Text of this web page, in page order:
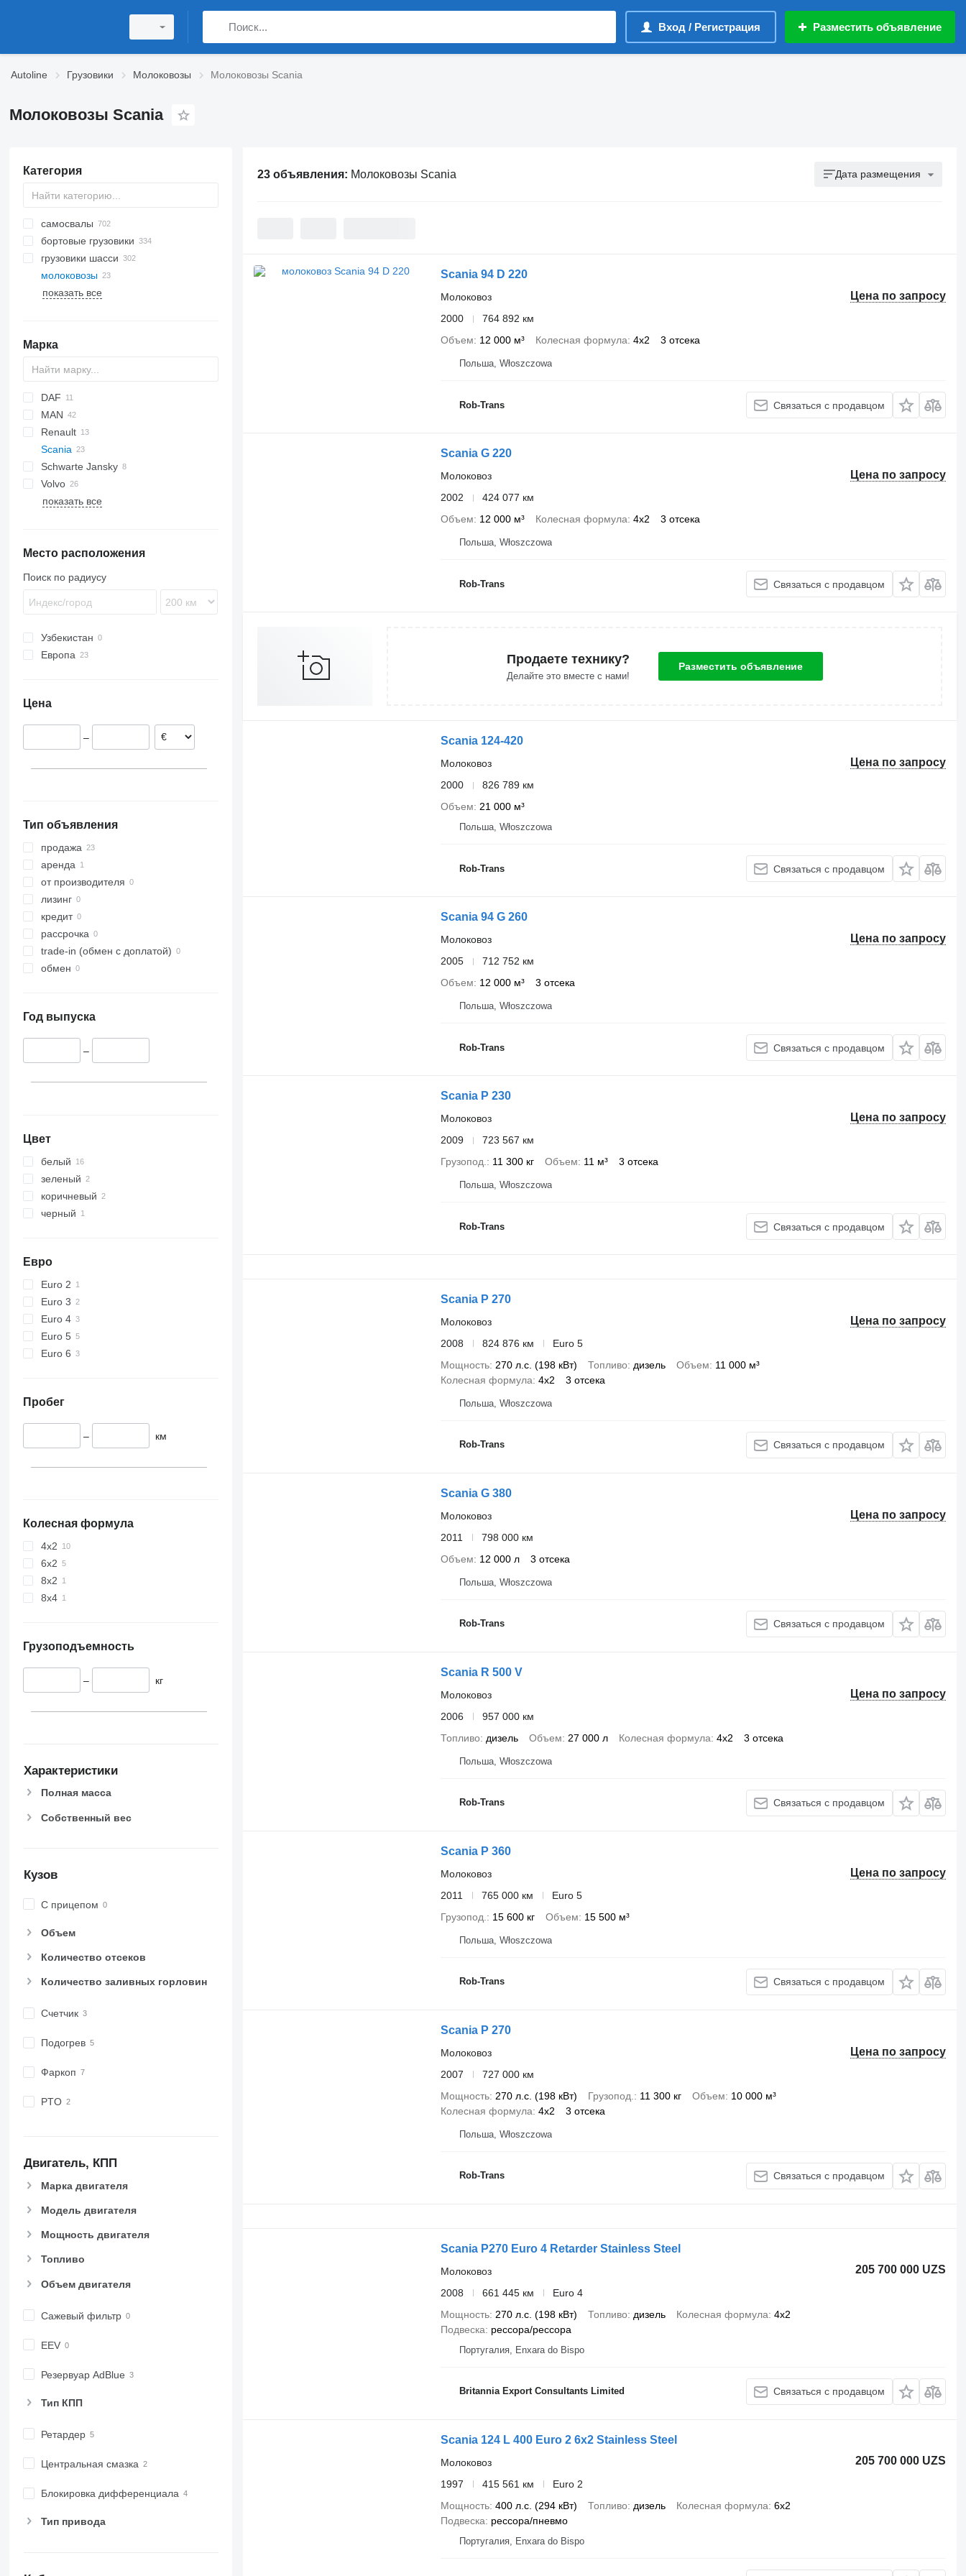
Вход / Регистрация Разместить объявление
Autoline Грузовики Молоковозы Молоковозы Scania
Молоковозы Scania
Категория
самосвалы
бортовые грузовики
грузовики шасси
молоковозы
показать все
Марка
DAF
CF
LF
XF
Eurotrakker
Stralis
Trakker
NQR
N-Series
MAN
TGA
TGS
Actros
Atego
Renault
Kerax
Midliner
Midlum
Premium
Scania
P-series
P230
P270
P420
R-series
R124
R500
Schwarte Jansky
Volvo
FE
FM
433362
показать все
Место расположения
Поиск по радиусу
Узбекистан
Европа
Португалия
Литва
Цена
–
Тип объявления
продажа
аренда
от производителя
лизинг
кредит
рассрочка
trade-in (обмен с доплатой)
обмен
Год выпуска
–
Цвет
белый
зеленый
коричневый
черный
Евро
Euro 2
Euro 3
Euro 4
Euro 5
Euro 6
Пробег
– км
Колесная формула
4x2
6x2
8x2
8x4
Грузоподъемность
– кг
Характеристики
Полная масса
Собственный вес
Кузов
С прицепом
Объем
Количество отсеков
Количество заливных горловин
Счетчик
Подогрев
Фаркоп
PTO
Двигатель, КПП
Марка двигателя
Модель двигателя
Мощность двигателя
Топливо
Объем двигателя
Сажевый фильтр
EEV
Резервуар AdBlue
Тип КПП
Ретардер
Центральная смазка
Блокировка дифференциала
Тип привода
23 объявления: Молоковозы Scania Дата размещения
Scania 94 D 220
Цена по запросу
Молоковоз
2000
764 892 км
Объем
12 000 м³ Колесная формула 4x2 3 отсека
Польша, Włoszczowa
Rob-Trans Связаться с продавцом
Scania G 220
Цена по запросу
Молоковоз
2002
424 077 км
Объем
12 000 м³ Колесная формула 4x2 3 отсека
Польша, Włoszczowa
Rob-Trans Связаться с продавцом
Продаете технику?
Делайте это вместе с нами!
Разместить объявление
Scania 124-420
Цена по запросу
Молоковоз
2000
826 789 км
Объем
21 000 м³
Польша, Włoszczowa
Rob-Trans Связаться с продавцом
Scania 94 G 260
Цена по запросу
Молоковоз
2005
712 752 км
Объем
12 000 м³ 3 отсека
Польша, Włoszczowa
Rob-Trans Связаться с продавцом
Scania P 230
Цена по запросу
Молоковоз
2009
723 567 км
Грузопод.
11 300 кг Объем 11 м³ 3 отсека
Польша, Włoszczowa
Rob-Trans Связаться с продавцом
Scania P 270
Цена по запросу
Молоковоз
2008
824 876 км
Euro 5
Мощность 270 л.с. (198 кВт) Топливо дизель Объем
11 000 м³
Колесная формула 4x2 3 отсека
Польша, Włoszczowa
Rob-Trans Связаться с продавцом
Scania G 380
Цена по запросу
Молоковоз
2011
798 000 км
Объем
12 000 л 3 отсека
Польша, Włoszczowa
Rob-Trans Связаться с продавцом
Scania R 500 V
Цена по запросу
Молоковоз
2006
957 000 км
Топливо
дизель Объем 27 000 л Колесная формула 4x2 3 отсека
Польша, Włoszczowa
Rob-Trans Связаться с продавцом
Scania P 360
Цена по запросу
Молоковоз
2011
765 000 км
Euro 5
Грузопод.
15 600 кг Объем 15 500 м³
Польша, Włoszczowa
Rob-Trans Связаться с продавцом
Scania P 270
Цена по запросу
Молоковоз
2007
727 000 км
Мощность 270 л.с. (198 кВт) Грузопод. 11 300 кг Объем
10 000 м³
Колесная формула 4x2 3 отсека
Польша, Włoszczowa
Rob-Trans Связаться с продавцом
Scania P270 Euro 4 Retarder Stainless Steel
205 700 000 UZS
Молоковоз
2008
661 445 км
Euro 4
Мощность 270 л.с. (198 кВт) Топливо дизель Колесная формула 4x2
Подвеска
рессора/рессора
Португалия, Enxara do Bispo
Britannia Export Consultants Limited Связаться с продавцом
Scania 124 L 400 Euro 2 6x2 Stainless Steel
205 700 000 UZS
Молоковоз
1997
415 561 км
Euro 2
Мощность 400 л.с. (294 кВт) Топливо дизель Колесная формула 6x2
Подвеска
рессора/пневмо
Португалия, Enxara do Bispo